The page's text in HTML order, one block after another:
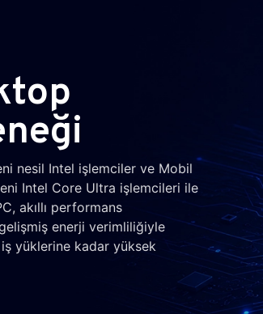
nesil Intel işlemciler ve Mobil
Intel Core Ultra işlemcileri ile
akıllı performans
enerji verimliliğiyle
yüklerine kadar yüksek